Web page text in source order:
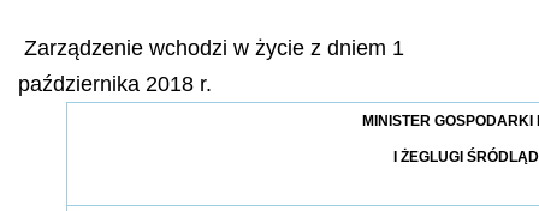
Zarządzenie wchodzi w życie z dniem 1
października 2018 r.
MINISTER GOSPODARKI
I ŻEGLUGI